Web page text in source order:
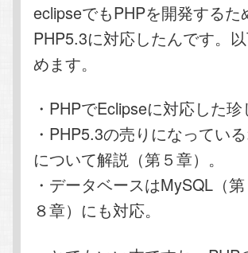
eclipseでもPHPを開発する
PHP5.3に対応したんです。
めます。
・PHPでEclipseに対応した
・PHP5.3の売りになってい
について解説（第５章）。
・データベースはMySQL（
８章）にも対応。